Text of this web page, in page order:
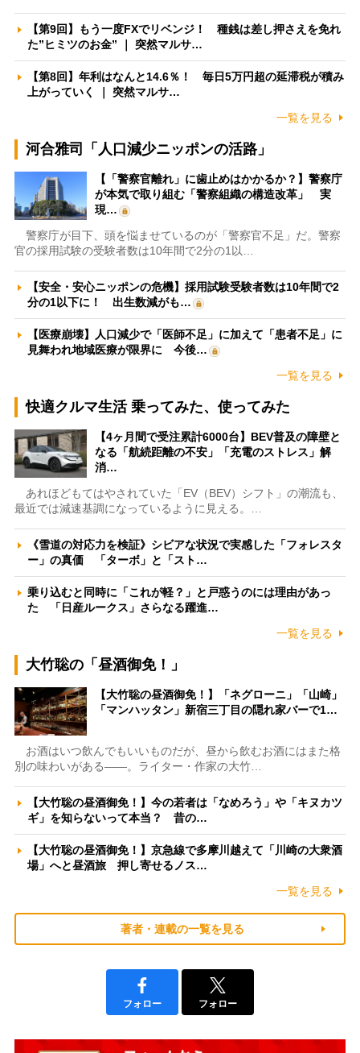
【第9回】もう一度FXでリベンジ！ 種銭は差し押さえを免れ
た”ヒミツのお金” ｜ 突然マルサ…
【第8回】年利はなんと14.6％！ 毎日5万円超の延滞税が積み
上がっていく ｜ 突然マルサ…
一覧を見る
河合雅司「人口減少ニッポンの活路」
【「警察官離れ」に歯止めはかかるか？】警察庁
が本気で取り組む「警察組織の構造改革」 実
現…
警察庁が目下、頭を悩ませているのが「警察官不足」だ。警察
官の採用試験の受験者数は10年間で2分の1以…
【安全・安心ニッポンの危機】採用試験受験者数は10年間で2
分の1以下に！ 出生数減がも…
【医療崩壊】人口減少で「医師不足」に加えて「患者不足」に
見舞われ地域医療が限界に 今後…
一覧を見る
快適クルマ生活 乗ってみた、使ってみた
【4ヶ月間で受注累計6000台】BEV普及の障壁と
なる「航続距離の不安」「充電のストレス」解
消…
あれほどもてはやされていた「EV（BEV）シフト」の潮流も、
最近では減速基調になっているように見える。…
《雪道の対応力を検証》シビアな状況で実感した「フォレスタ
ー」の真価 「ターボ」と「スト…
乗り込むと同時に「これが軽？」と戸惑うのには理由があっ
た 「日産ルークス」さらなる躍進…
一覧を見る
大竹聡の「昼酒御免！」
【大竹聡の昼酒御免！】「ネグローニ」「山崎」
「マンハッタン」新宿三丁目の隠れ家バーで1…
お酒はいつ飲んでもいいものだが、昼から飲むお酒にはまた格
別の味わいがある――。ライター・作家の大竹…
【大竹聡の昼酒御免！】今の若者は「なめろう」や「キヌカツ
ギ」を知らないって本当？ 昔の…
【大竹聡の昼酒御免！】京急線で多摩川越えて「川崎の大衆酒
場」へと昼酒旅 押し寄せるノス…
一覧を見る
著者・連載の一覧を見る
フォロー フォロー